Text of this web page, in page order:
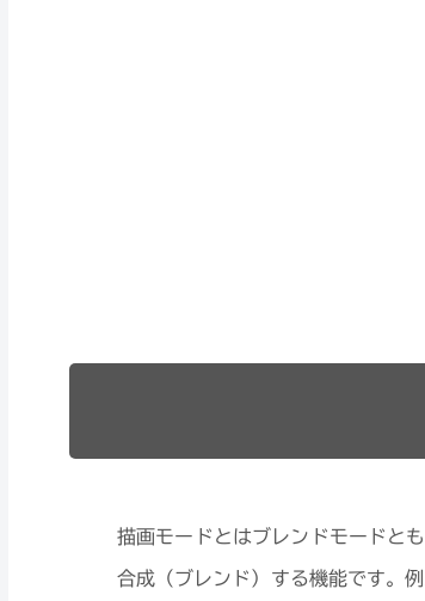
描画モードとはブレンドモードと
合成（ブレンド）する機能です。